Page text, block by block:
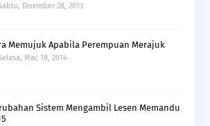
Disember 28, 2013
Memujuk Apabila Perempuan Merajuk
Mac 18, 2014
Sistem Mengambil Lesen Memandu